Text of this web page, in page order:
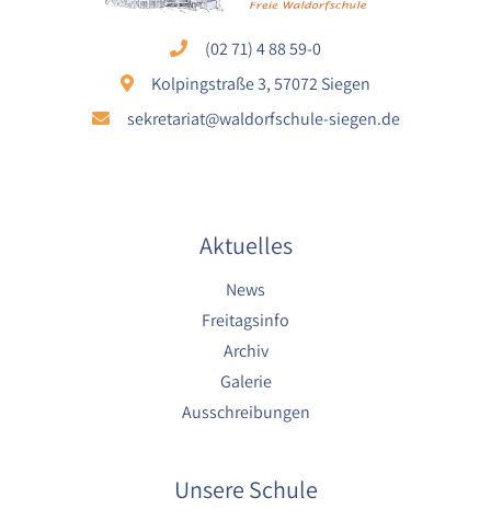
(02 71) 4 88 59-0
Kolpingstraße 3, 57072 Siegen
sekretariat@waldorfschule-siegen.de
Aktuelles
News
Freitagsinfo
Archiv
Galerie
Ausschreibungen
Unsere Schule